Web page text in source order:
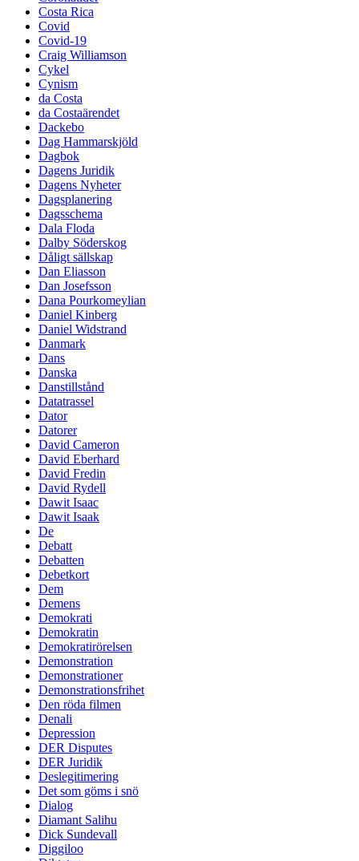
Costa Rica
Covid
Covid-19
Craig Williamson
Cykel
Cynism
da Costa
da Costaärendet
Dackebo
Dag Hammarskjöld
Dagbok
Dagens Juridik
Dagens Nyheter
Dagsplanering
Dagsschema
Dala Floda
Dalby Söderskog
Dåligt sällskap
Dan Eliasson
Dan Josefsson
Dana Pourkomeylian
Daniel Kinberg
Daniel Widstrand
Danmark
Dans
Danska
Danstillstånd
Datatrassel
Dator
Datorer
David Cameron
David Eberhard
David Fredin
David Rydell
Dawit Isaac
Dawit Isaak
De
Debatt
Debatten
Debetkort
Dem
Demens
Demokrati
Demokratin
Demokratirörelsen
Demonstration
Demonstrationer
Demonstrationsfrihet
Den röda filmen
Denali
Depression
DER Disputes
DER Juridik
Deslegitimering
Det som göms i snö
Dialog
Diamant Salihu
Dick Sundevall
Diggiloo